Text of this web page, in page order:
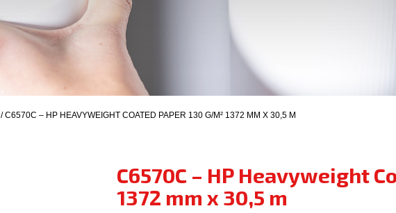
/ C6570C – HP HEAVYWEIGHT COATED PAPER 130 G/M² 1372 MM X 30,5 M
C6570C – HP Heavyweight
1372 mm x 30,5 m